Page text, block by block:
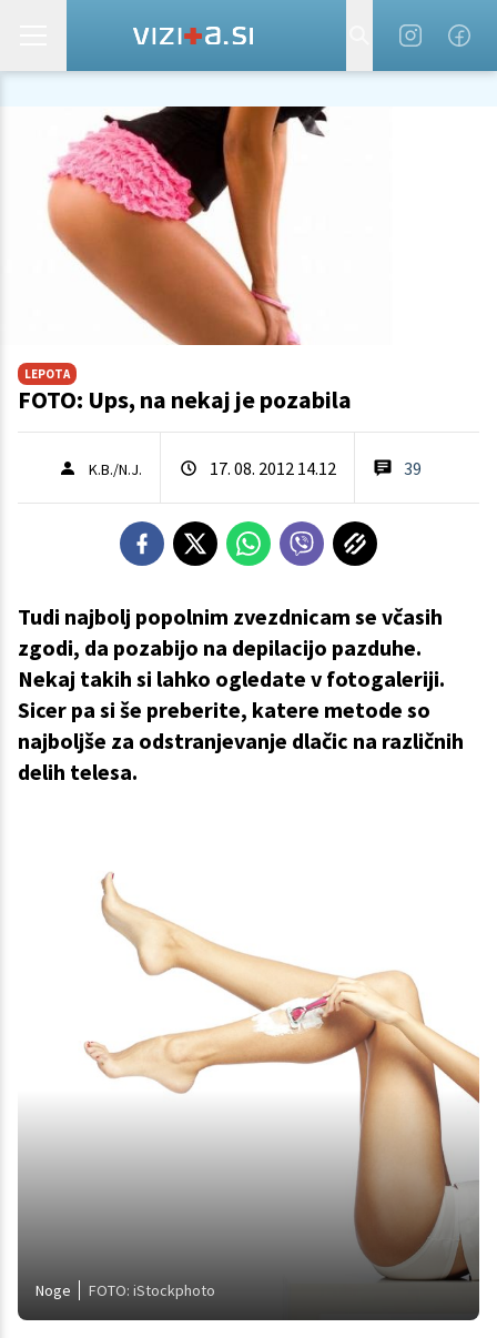
LEPOTA
FOTO: Ups, na nekaj je pozabila
K.B./N.J. 17. 08. 2012 14.12 39
Tudi najbolj popolnim zvezdnicam se včasih
zgodi, da pozabijo na depilacijo pazduhe.
Nekaj takih si lahko ogledate v fotogaleriji.
Sicer pa si še preberite, katere metode so
najboljše za odstranjevanje dlačic na različnih
delih telesa.
Noge FOTO: iStockphoto